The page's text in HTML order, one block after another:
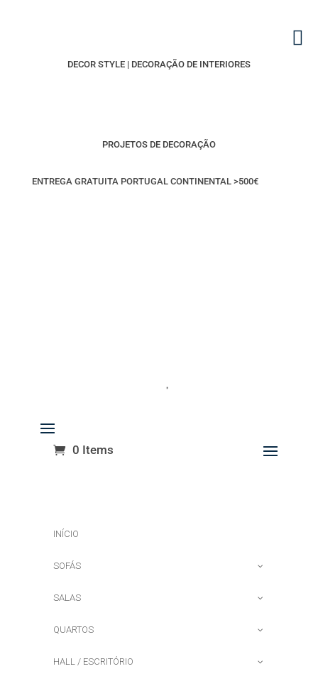
DECOR STYLE | DECORAÇÃO DE INTERIORES
PROJETOS DE DECORAÇÃO
ENTREGA GRATUITA PORTUGAL CONTINENTAL >500€
0 Items
INÍCIO
SOFÁS
SALAS
QUARTOS
HALL / ESCRITÓRIO